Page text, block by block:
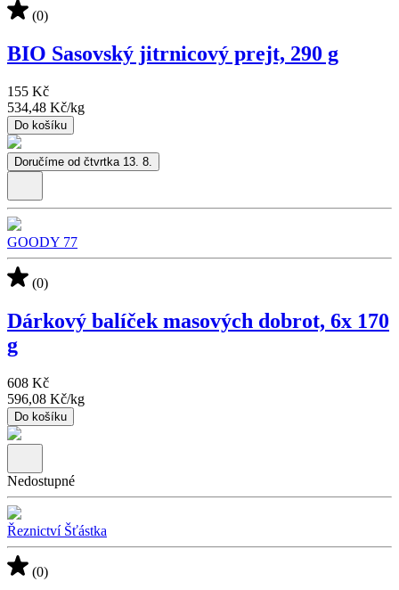
(0)
BIO Sasovský jitrnicový prejt, 290 g
155 Kč
534,48 Kč/kg
Do košíku
Doručíme od čtvrtka 13. 8.
GOODY 77
(0)
Dárkový balíček masových dobrot, 6x 170
g
608 Kč
596,08 Kč/kg
Do košíku
Nedostupné
Řeznictví Šťástka
(0)